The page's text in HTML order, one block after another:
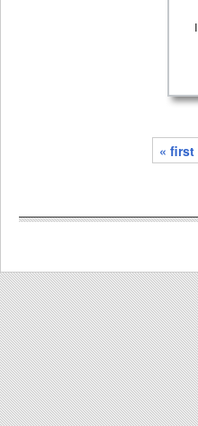
« first